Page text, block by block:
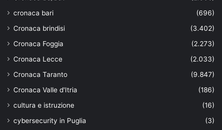
cronaca bari
(696)
Cronaca brindisi
(3.402)
Cronaca Foggia
(2.273)
Cronaca Lecce
(2.033)
Cronaca Taranto
(9.847)
Cronaca Valle d'Itria
(186)
cultura e istruzione
(16)
cybersecurity in Puglia
(3)